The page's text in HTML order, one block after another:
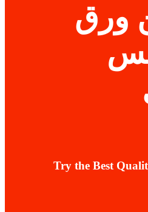
ورق
Try the Best